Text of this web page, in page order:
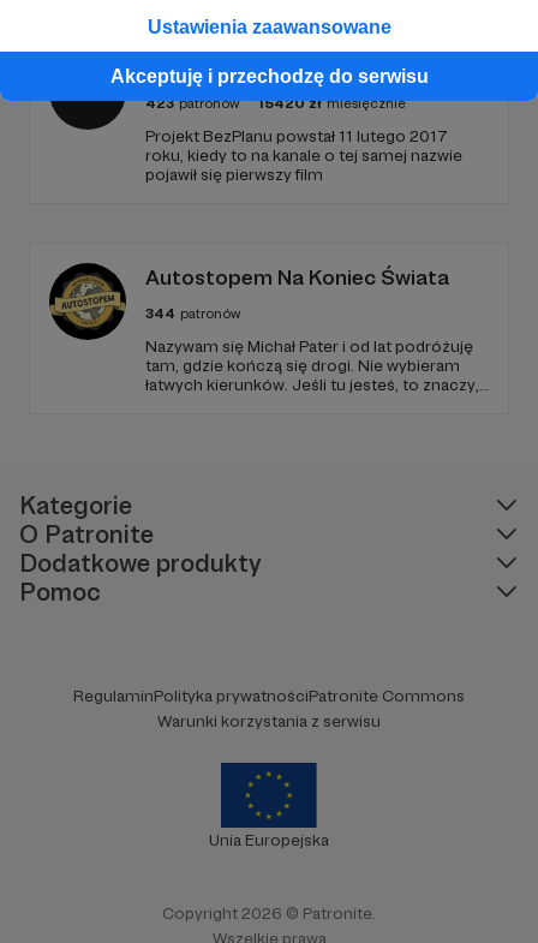
Ustawienia zaawansowane
Akceptuję i przechodzę do serwisu
BezPlanu
423 patronów 15420 zł miesięcznie
Projekt BezPlanu powstał 11 lutego 2017
roku, kiedy to na kanale o tej samej nazwie
pojawił się pierwszy film
Autostopem Na Koniec Świata
344 patronów
Nazywam się Michał Pater i od lat podróżuję
tam, gdzie kończą się drogi. Nie wybieram
łatwych kierunków. Jeśli tu jesteś, to znaczy,
Kategorie
O Patronite
Dodatkowe produkty
Pomoc
RegulaminPolityka prywatnościPatronite Commons
Warunki korzystania z serwisu
Unia Europejska
Copyright 2026 © Patronite.
Wszelkie prawa